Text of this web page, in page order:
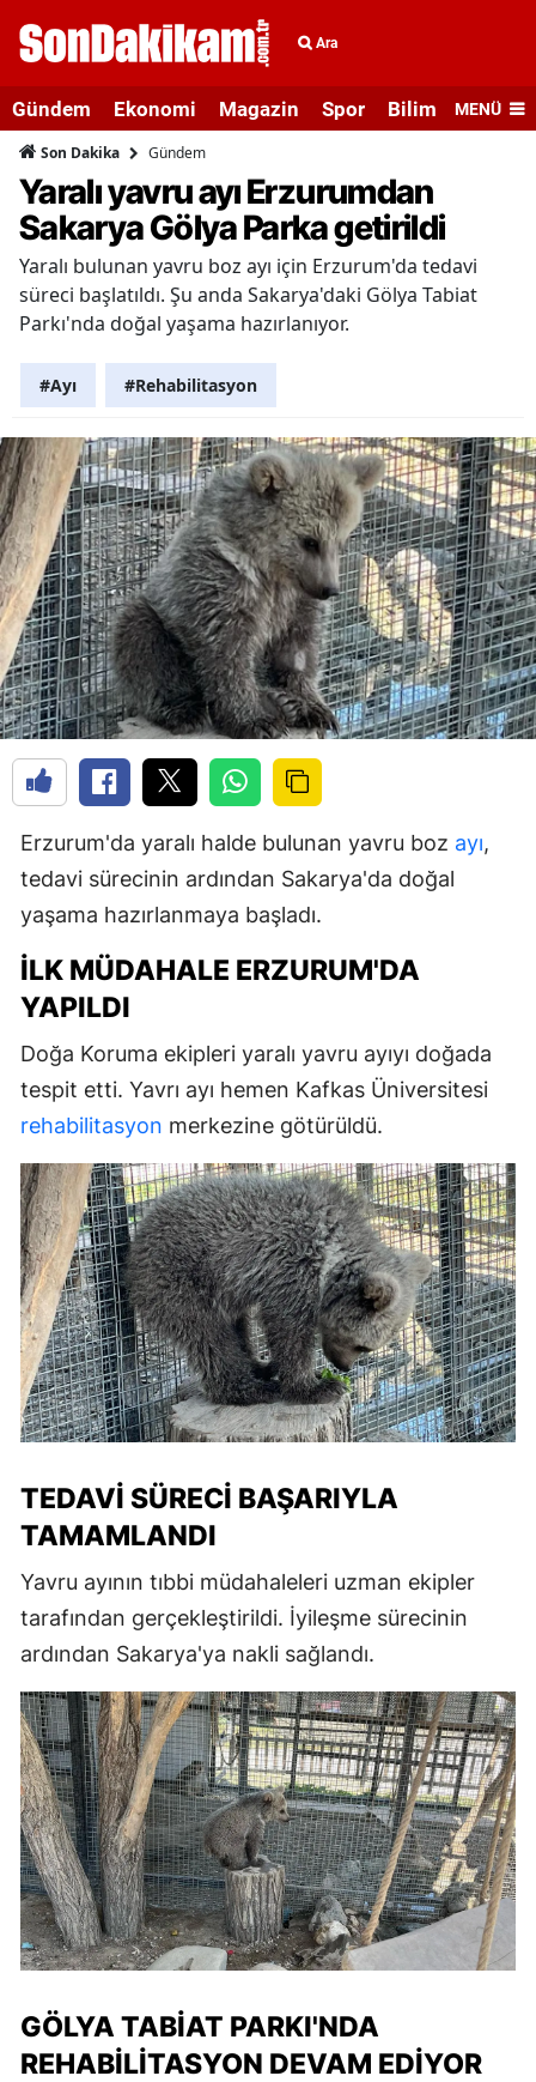
Ara
Gündem Ekonomi Magazin Spor Bilim veMENÜ
Son Dakika Gündem
Yaralı yavru ayı Erzurumdan
Sakarya Gölya Parka getirildi
Yaralı bulunan yavru boz ayı için Erzurum'da tedavi
süreci başlatıldı. Şu anda Sakarya'daki Gölya Tabiat
Parkı'nda doğal yaşama hazırlanıyor.
#Ayı #Rehabilitasyon
Erzurum'da yaralı halde bulunan yavru boz ayı,
tedavi sürecinin ardından Sakarya'da doğal
yaşama hazırlanmaya başladı.
İLK MÜDAHALE ERZURUM'DA
YAPILDI
Doğa Koruma ekipleri yaralı yavru ayıyı doğada
tespit etti. Yavrı ayı hemen Kafkas Üniversitesi
rehabilitasyon merkezine götürüldü.
TEDAVI SÜRECI BAŞARIYLA
TAMAMLANDI
Yavru ayının tıbbi müdahaleleri uzman ekipler
tarafından gerçekleştirildi. İyileşme sürecinin
ardından Sakarya'ya nakli sağlandı.
GÖLYA TABIAT PARKI'NDA
REHABILITASYON DEVAM EDIYOR